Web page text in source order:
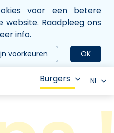
voor een betere
website. Raadpleeg ons
info.
OK
voorkeuren
Burgers Nl